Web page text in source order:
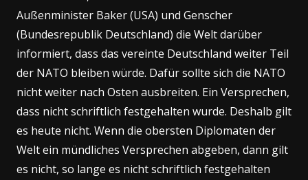
Außenminister Baker (USA) und Genscher
(Bundesrepublik Deutschland) die Welt darüber
informiert, dass das vereinte Deutschland weiter Teil
der NATO bleiben würde. Dafür sollte sich die NATO
nicht weiter nach Osten ausbreiten. Ein Versprechen,
dass nicht schriftlich festgehalten wurde. Deshalb gilt
es heute nicht. Wenn die obersten Diplomaten der
Welt ein mündliches Versprechen abgeben, dann gilt
es nicht, so lange es nicht schriftlich festgehalten